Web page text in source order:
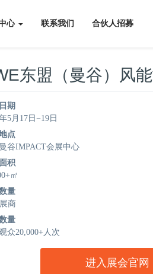
心 联系我们 合伙人招募
东盟（曼谷）风
期
5月17日−19日
点
谷IMPACT会展中心
积
㎡
量
商
量
众20,000+人次
进入展会官网